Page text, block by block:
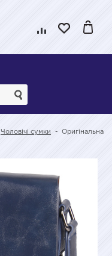
Чоловічі сумки - Оригінальна